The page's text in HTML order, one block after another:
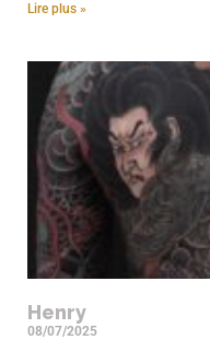
Lire plus »
Henry
08/07/2025